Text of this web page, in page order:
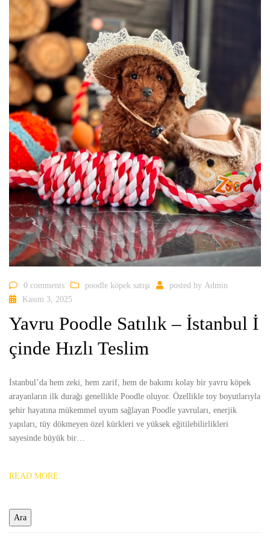
0 comments poodle köpek satışı posted by Admin
Kasım 3, 2025
Yavru Poodle Satılık – İstanbul İ
çinde Hızlı Teslim
İstanbul’da hem zeki, hem zarif, hem de bakımı kolay bir yavru köpek
arayanların ilk durağı genellikle Poodle oluyor. Özellikle toy boyutlarıyla
şehir hayatına mükemmel uyum sağlayan Poodle yavruları, enerjik
yapıları, tüy dökmeyen özel kürkleri ve yüksek eğitilebilirlikleri
sayesinde büyük bir…
READ MORE